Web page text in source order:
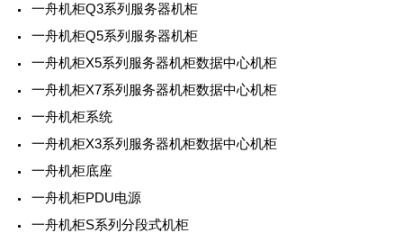
一舟机柜Q3系列服务器机柜
一舟机柜Q5系列服务器机柜
一舟机柜X5系列服务器机柜数据中心机柜
一舟机柜X7系列服务器机柜数据中心机柜
一舟机柜系统
一舟机柜X3系列服务器机柜数据中心机柜
一舟机柜底座
一舟机柜PDU电源
一舟机柜S系列分段式机柜